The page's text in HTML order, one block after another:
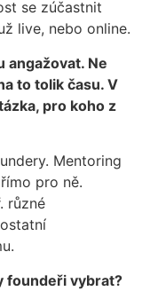
se zúčastnit
live, nebo online.
angažovat. Ne
to tolik času. V
pro koho z
Mentoring
pro ně.
různé
foundeři vybrat?